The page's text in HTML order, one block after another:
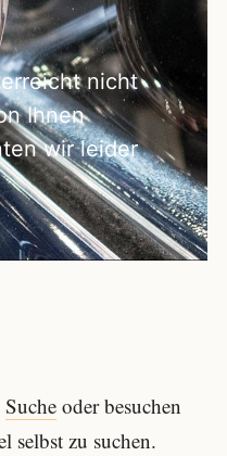
nicht
Ihnen
wir leider
Sucheoder besuchen
selbst zu suchen.